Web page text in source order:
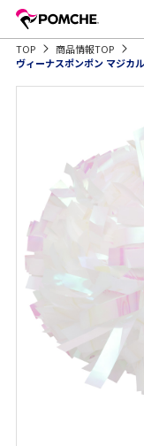
TOP
商品情報TOP
ヴィーナスポンポン マジカ